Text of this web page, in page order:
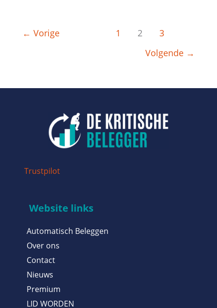
← Vorige 1 2
3
Volgende →
Trustpilot
Website links
Automatisch Beleggen
Over ons
Contact
Nieuws
Premium
LID WORDEN